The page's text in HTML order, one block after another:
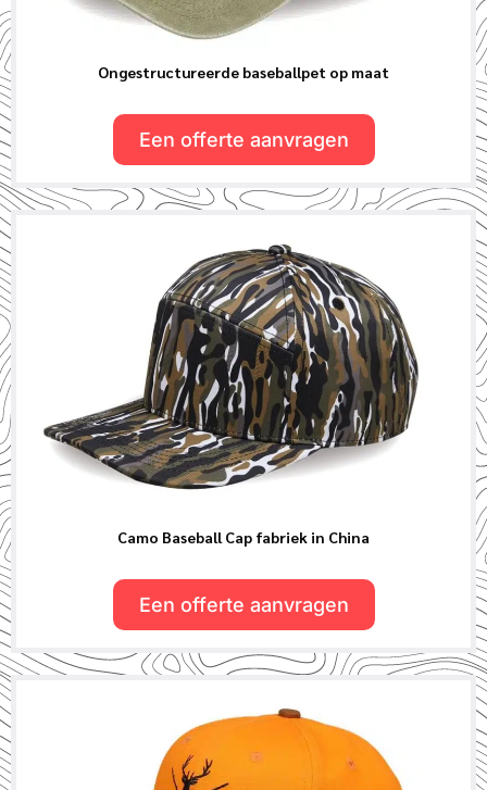
Ongestructureerde baseballpet op maat
Een offerte aanvragen
Camo Baseball Cap fabriek in China
Een offerte aanvragen